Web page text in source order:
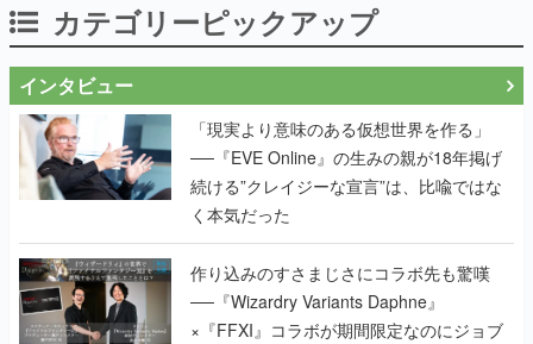
カテゴリーピックアップ
インタビュー
「現実より意味のある仮想世界を作る」
──『EVE Online』の生みの親が18年掲げ
続ける”クレイジーな宣言”は、比喩ではな
く本気だった
作り込みのすさまじさにコラボ先も驚嘆
──『Wizardry Variants Daphne』
×『FFXI』コラボが期間限定なのにジョブ